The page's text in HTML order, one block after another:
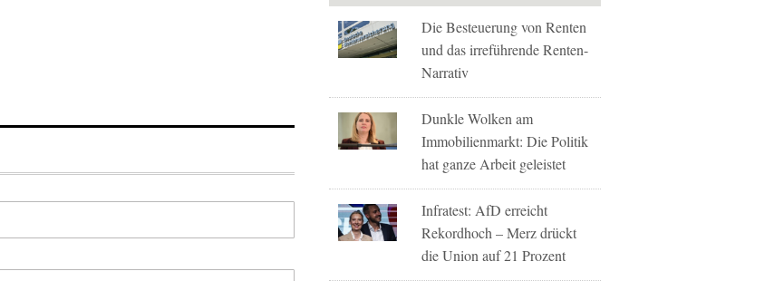
Die Besteuerung von Renten
und das irreführende Renten-
Narrativ
Dunkle Wolken am
Immobilienmarkt: Die Politik
hat ganze Arbeit geleistet
Infratest: AfD erreicht
Rekordhoch – Merz drückt
die Union auf 21 Prozent